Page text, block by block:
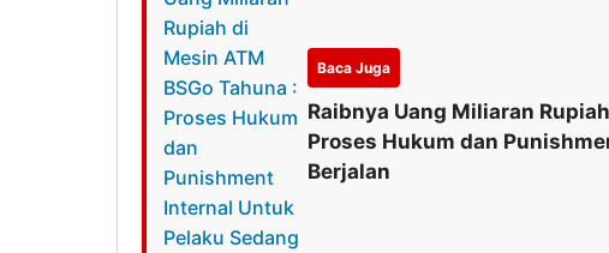
Baca Juga
Raibnya Uang Miliaran
Proses Hukum dan
Berjalan